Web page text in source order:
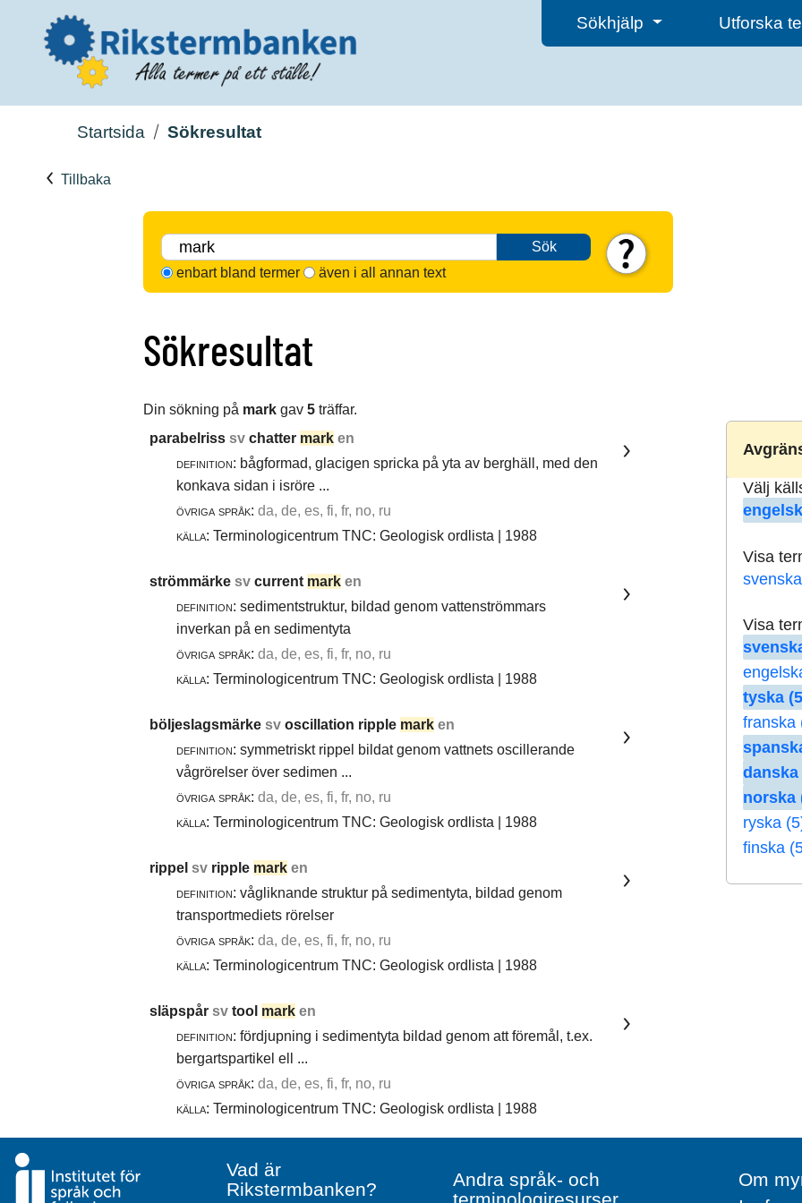
Sökhjälp Utforska
Startsida Sökresultat
Tillbaka
Sök
enbart bland termer
även i all annan text
Sökresultat
Din sökning på mark gav 5 träffar.
Välj
Visa
Visa
tyska
franska
danska
norska
ryska
finska
parabelriss sv chatter mark en
definition: bågformad, glacigen spricka på yta av berghäll, med den
konkava sidan i isröre ...
övriga språk: da, de, es, fi, fr, no, ru
källa: Terminologicentrum TNC: Geologisk ordlista | 1988
strömmärke sv current mark en
definition: sedimentstruktur, bildad genom vattenströmmars
inverkan på en sedimentyta
övriga språk: da, de, es, fi, fr, no, ru
källa: Terminologicentrum TNC: Geologisk ordlista | 1988
böljeslagsmärke sv oscillation ripple mark en
definition: symmetriskt rippel bildat genom vattnets oscillerande
vågrörelser över sedimen ...
övriga språk: da, de, es, fi, fr, no, ru
källa: Terminologicentrum TNC: Geologisk ordlista | 1988
rippel sv ripple mark en
definition: vågliknande struktur på sedimentyta, bildad genom
transportmediets rörelser
övriga språk: da, de, es, fi, fr, no, ru
källa: Terminologicentrum TNC: Geologisk ordlista | 1988
släpspår sv tool mark en
definition: fördjupning i sedimentyta bildad genom att föremål, t.ex.
bergartspartikel ell ...
övriga språk: da, de, es, fi, fr, no, ru
källa: Terminologicentrum TNC: Geologisk ordlista | 1988
Vad är
Rikstermbanken?
Andra språk- och
Om